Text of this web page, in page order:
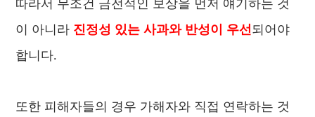
따라서 무조건 금전적인 보상을 먼저 얘기하는 것
이 아니라 진정성 있는 사과와 반성이 우선되어야
합니다.
또한 피해자들의 경우 가해자와 직접 연락하는 것